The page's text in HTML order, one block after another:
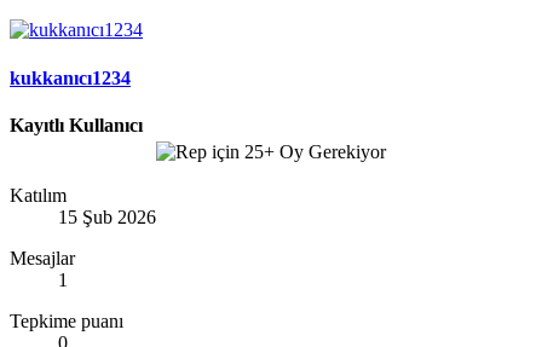
kukkanıcı1234
Kayıtlı Kullanıcı
Katılım
15 Şub 2026
Mesajlar
1
Tepkime puanı
0